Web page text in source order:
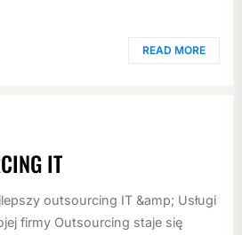
READ MORE
IT
outsourcing IT &amp; Usługi
firmy Outsourcing staje się